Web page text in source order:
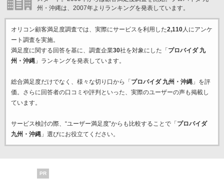
州・沖縄は、2007年よりランキングを発表しています。
オリコン顧客満足度調査では、実際にサービスを利用した2,110人にアンケ
ート調査を実施。
満足度に関する回答を基に、調査企業30社を対象にした「 プロバイダ 九
州・沖縄」ランキングを発表しています。
総合満足度だけでなく、様々な切り口から「 プロバイダ 九州・沖縄」を評
価。さらに回答者の口コミや評判といった、実際のユーザーの声も掲載し
ています。
サービス検討の際、“ユーザー満足度”からも比較することで「 プロバイダ
九州・沖縄」選びにお役立てください。
PR